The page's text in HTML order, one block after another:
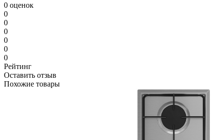
0 оценок
0
0
0
0
0
0
Рейтинг
Оставить отзыв
Похожие товары